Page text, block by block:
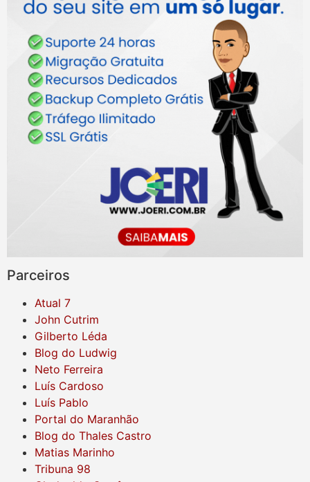
Parceiros
Atual 7
John Cutrim
Gilberto Léda
Blog do Ludwig
Neto Ferreira
Luís Cardoso
Luís Pablo
Portal do Maranhão
Blog do Thales Castro
Matias Marinho
Tribuna 98